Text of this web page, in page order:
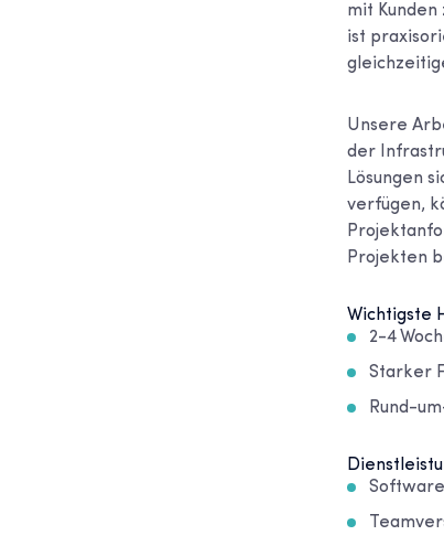
mit
ist
Unsere
der
Lösungen
verfügen,
Projekten
Wichtigste
2-4
Starker
Rund-